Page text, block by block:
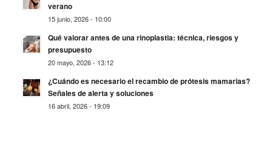
verano
15 junio, 2026 - 10:00
Qué valorar antes de una rinoplastia: técnica, riesgos y
presupuesto
20 mayo, 2026 - 13:12
¿Cuándo es necesario el recambio de prótesis mamarias?
Señales de alerta y soluciones
16 abril, 2026 - 19:09